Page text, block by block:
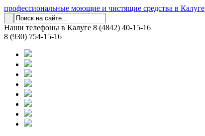
профессиональные моющие и чистящие средства в Калуге
Наши телефоны в Калуге 8 (4842) 40-15-16
8 (930) 754-15-16